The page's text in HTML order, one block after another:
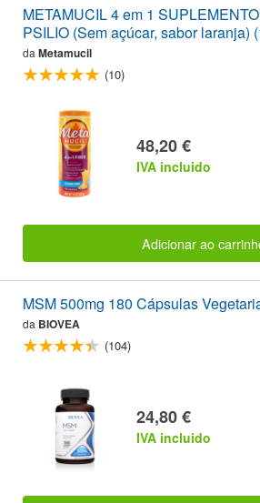
METAMUCIL 4 em 1
PSILIO (Sem açúcar, sabor laranja)
da Metamucil
(10)
48,20 €
IVA incluido
Adicionar ao
MSM 500mg 180 Cápsulas
da BIOVEA
(104)
24,80 €
IVA incluido